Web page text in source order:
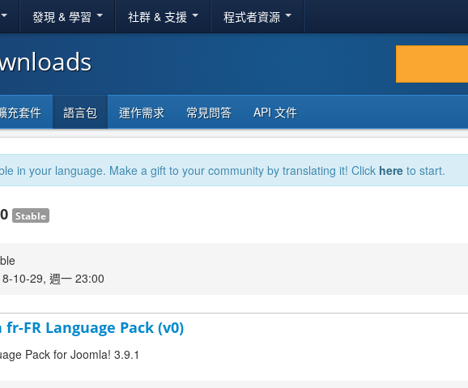
發現 & 學習 社群 & 支援 程式者資源
充套件 語言包 運作需求 常見問答 API 文件
in your language. Make a gift to your community by translating it! Click here to start.
Stable
10-29, 週一 23:00
FR Language Pack (v0)
Pack for Joomla! 3.9.1